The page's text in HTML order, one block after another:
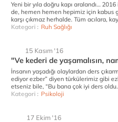
Yeni bir yıla doğru kapı aralandı…
de, hemen hemen hepimiz için kabus
karşı çıkmaz herhalde. Tüm acılara,
Kategori : Ruh Sağlığı
15 Kasım '16
"Ve kederi de yaşamalısın,
İnsanın yaşadığı olaylardan ders
ediyor ezber” diyen türkülerimiz gibi
etseniz bile, “Bu bana çok iyi ders
Kategori : Psikoloji
17 Ekim '16